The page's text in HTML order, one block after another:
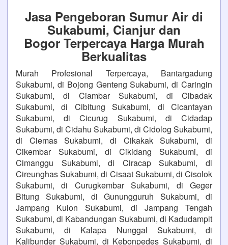
Jasa Pengeboran Sumur Air di
Sukabumi, Cianjur dan
Bogor Terpercaya Harga Murah
Berkualitas
Murah Profesional Terpercaya, Bantargadung
Sukabumi, di Bojong Genteng Sukabumi, di Caringin
Sukabumi, di Ciambar Sukabumi, di Cibadak
Sukabumi, di Cibitung Sukabumi, di Cicantayan
Sukabumi, di Cicurug Sukabumi, di Cidadap
Sukabumi, di Cidahu Sukabumi, di Cidolog Sukabumi,
di Ciemas Sukabumi, di Cikakak Sukabumi, di
Cikembar Sukabumi, di Cikidang Sukabumi, di
Cimanggu Sukabumi, di Ciracap Sukabumi, di
Cireunghas Sukabumi, di Cisaat Sukabumi, di Cisolok
Sukabumi, di Curugkembar Sukabumi, di Geger
Bitung Sukabumi, di Gunungguruh Sukabumi, di
Jampang Kulon Sukabumi, di Jampang Tengah
Sukabumi, di Kabandungan Sukabumi, di Kadudampit
Sukabumi, di Kalapa Nunggal Sukabumi, di
Kalibunder Sukabumi, di Kebonpedes Sukabumi, di